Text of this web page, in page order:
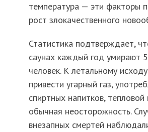
температура — эти факторы
рост злокачественного
Статистика подтверждает,
саунах каждый год умирают
человек. К летальному
привести угарный газ,
спиртных напитков,
обычная неосторожность.
внезапных смертей